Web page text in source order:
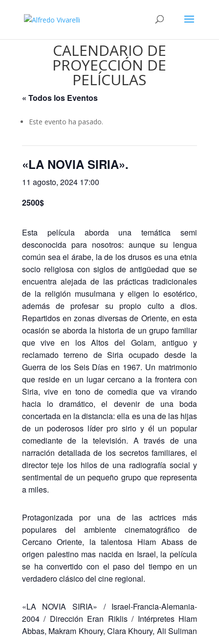
CALENDARIO DE
PROYECCIÓN DE
PELÍCULAS
« Todos los Eventos
Este evento ha pasado.
«LA NOVIA SIRIA».
11 agosto, 2024 17:00
2500$
Esta película aborda una temática semi
desconocida para nosotros: aunque su lengua
común sea el árabe, la de los drusos es una etnia
socio religiosa con siglos de antigüedad que se
encuentra alejada de las prácticas tradicionales
de la religión musulmana y eligen lo esotérico,
además de profesar su propio culto a dios.
Repartidos en zonas diversas de Oriente, en esta
ocasión se aborda la historia de un grupo familiar
que vive en los Altos del Golam, antiguo y
reclamado terreno de Siria ocupado desde la
Guerra de los Seis Días en 1967. Un matrimonio
que reside en un lugar cercano a la frontera con
Siria, vive en tono de comedia que va virando
hacia lo dramático, el devenir de una boda
concertada en la distancia: ella es una de las hijas
de un poderosos líder pro sirio y él un popular
comediante de la televisión. A través de una
narración detallada de los secretos familiares, el
director teje los hilos de una radiografía social y
sentimental de un pequeño grupo que representa
a miles.
Protagonizada por una de las actrices más
populares del ambiente cinematográfico de
Cercano Oriente, la talentosa Hiam Abass de
origen palestino mas nacida en Israel, la película
se ha convertido con el paso del tiempo en un
verdadero clásico del cine regional.
«LA NOVIA SIRIA» / Israel-Francia-Alemania-
2004 / Dirección Eran Riklis / Intérpretes Hiam
Abbas, Makram Khoury, Clara Khoury, Ali Suliman